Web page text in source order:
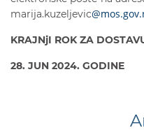
marija.kuzeljevic
KRAJNjI ROK ZA
28. JUN 2024. GODINE